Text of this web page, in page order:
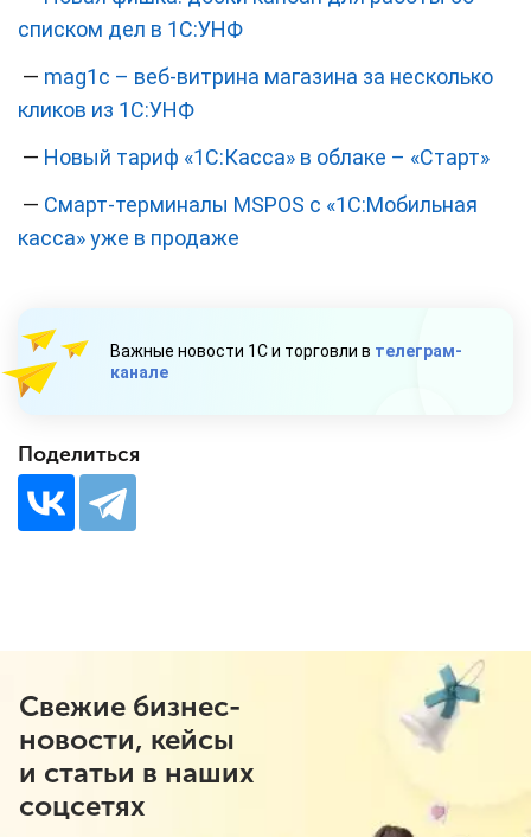
списком дел в 1С:УНФ
— mag1c – веб-витрина магазина за несколько
кликов из 1С:УНФ
— Новый тариф «1C:Касса» в облаке – «Старт»
— Смарт-терминалы MSPOS с «1С:Мобильная
касса» уже в продаже
Важные новости 1С и торговли в телеграм-
канале
Поделиться
Свежие бизнес-
новости, кейсы
и статьи в наших
соцсетях